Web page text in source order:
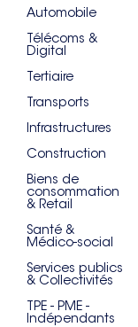
Automobile
Télécoms &
Digital
Tertiaire
Transports
Infrastructures
Construction
Biens de
consommation
& Retail
Santé &
Médico-social
Services publics
& Collectivités
TPE - PME -
Indépendants